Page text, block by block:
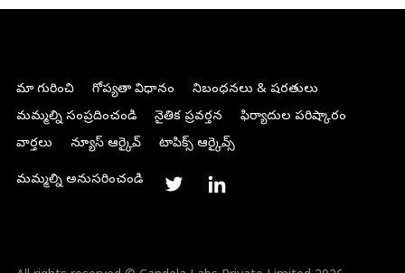
మా గురించి గోప్యతా విధానం
నిబంధనలు & షరతులు
మమ్మల్ని సంప్రదించండి
నైతిక ప్రవర్తన
ఫిర్యాదుల పరిష్కారం
వార్తలు
న్యూస్ ఆర్కైవ్ టాపిక్స్ ఆర్కైవ్స్
మమ్మల్ని అనుసరించండి